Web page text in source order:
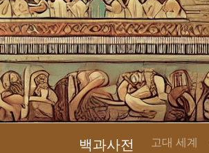
백과사전 고대 세계